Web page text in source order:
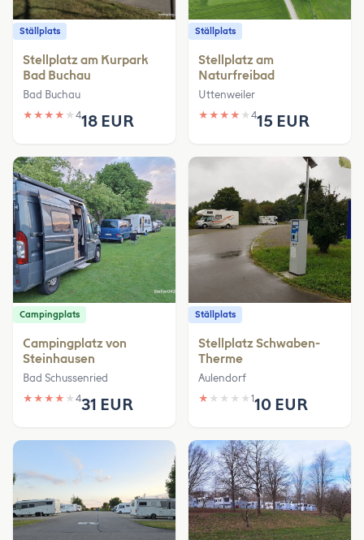
Ställplats
Stellplatz am Kurpark
Bad Buchau
Bad Buchau
★ ★ ★ ★ ★ 418 EUR
Ställplats
Stellplatz am
Naturfreibad
Uttenweiler
★ ★ ★ ★ ★ 415 EUR
Campingplats
Campingplatz von
Steinhausen
Bad Schussenried
★ ★ ★ ★ ★ 431 EUR
Ställplats
Stellplatz Schwaben-
Therme
Aulendorf
★ ★ ★ ★ ★ 110 EUR